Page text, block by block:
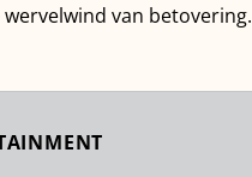
van betovering.